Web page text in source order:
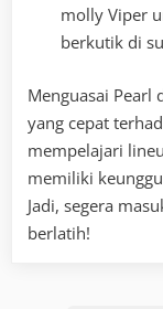
molly Viper
berkutik di
Menguasai Pearl
yang cepat
mempelajari
memiliki
Jadi, segera
berlatih!